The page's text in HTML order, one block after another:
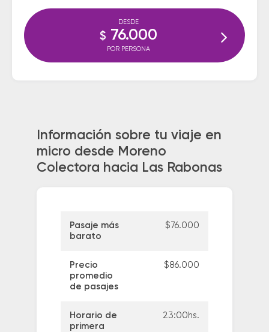
DESDE
$ 76.000
POR PERSONA
Información sobre tu viaje en
micro desde Moreno
Colectora hacia Las Rabonas
Pasaje más
barato
$76.000
Precio
promedio
de pasajes
$86.000
Horario de
primera
23:00hs.